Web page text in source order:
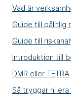
Vad är
Guide till pålitlig
Guide till
Introduktion till
DMR eller
Så tryggar ni